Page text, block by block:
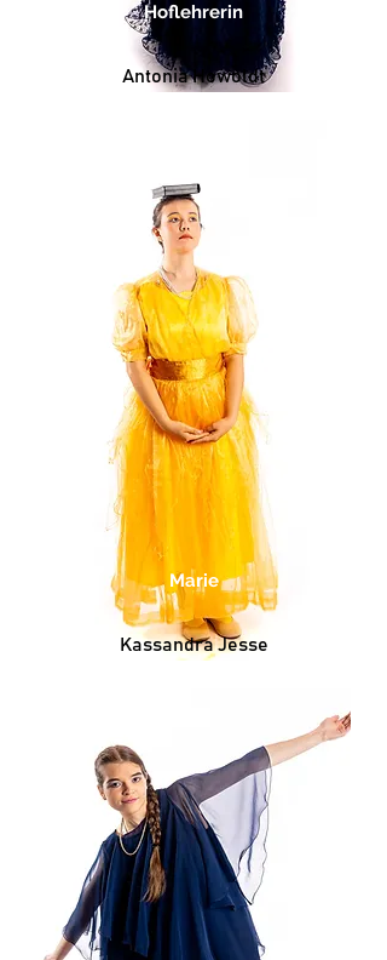
Hoflehrerin
Antonia Howoldt
Marie
Kassandra Jesse